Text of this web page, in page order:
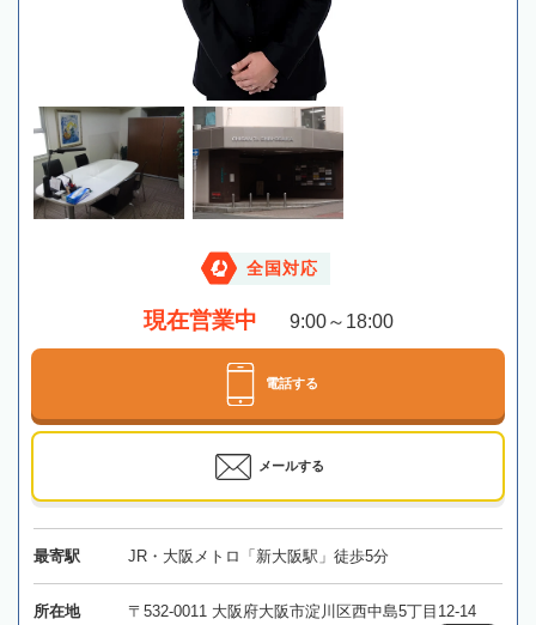
全国対応
現在営業中 9:00～18:00
電話する
メールする
最寄駅 JR・大阪メトロ「新大阪駅」徒歩5分
所在地
〒532-0011 大阪府大阪市淀川区西中島5丁目12-14